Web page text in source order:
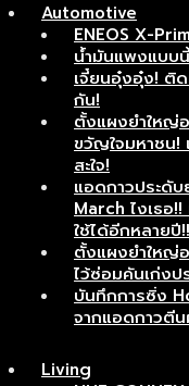
Automotive
ENEOS X-
น้ำมันแพงแบบ
เจี๋ยนอุ๋งอุ๋ง! ติ
กัน!
ตั้งแผงยำใหญ่
ขวัญใจมหาชน
สะใจ!
แอดกาวประดั
March ไงเธอ
ใช้ได้อีกหลายปี!!
ตั้งแผงยำใหญ่
ไว้ซ่อมคันเก่งป
บันทึกการซิ่ง
จากแอดกาวตีน
Living